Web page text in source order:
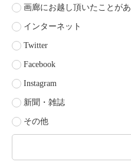
画廊にお越し頂いたことが
インターネット
Twitter
Facebook
Instagram
新聞・雑誌
その他